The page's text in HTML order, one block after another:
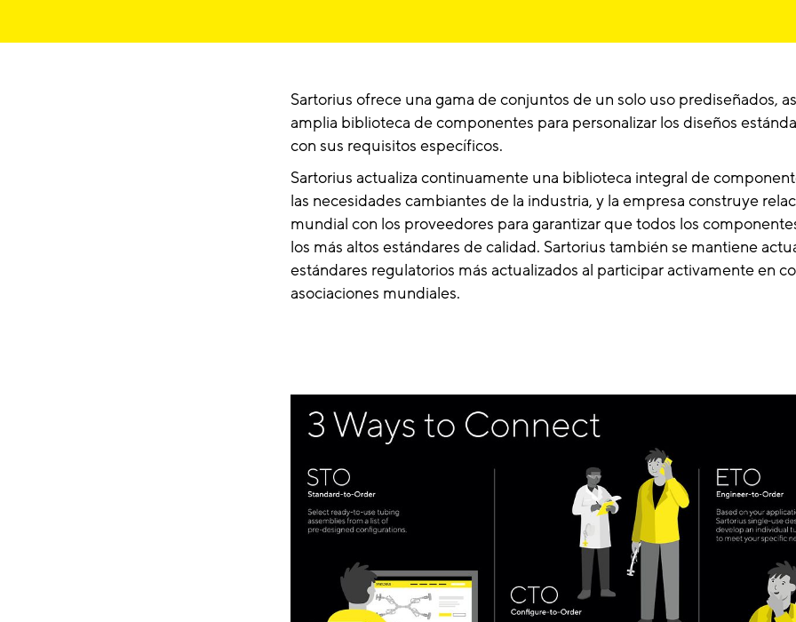
Sartorius ofrece una gama de conjuntos de un solo uso prediseñados,
amplia biblioteca de componentes para personalizar los diseños
con sus requisitos específicos.
Sartorius actualiza continuamente una biblioteca integral de
las necesidades cambiantes de la industria, y la empresa construye
mundial con los proveedores para garantizar que todos los
los más altos estándares de calidad. Sartorius también se mantiene
estándares regulatorios más actualizados al participar activamente en
asociaciones mundiales.